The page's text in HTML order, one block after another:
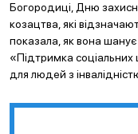
Богородиці, Дню
козацтва, які
показала, як вона шанує
«Підтримка соціальних
для людей з